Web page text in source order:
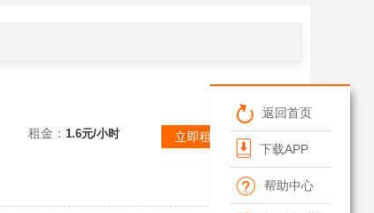
返回首页
下载APP
帮助中心
租金： 1.6元/小时 立即租赁/预约